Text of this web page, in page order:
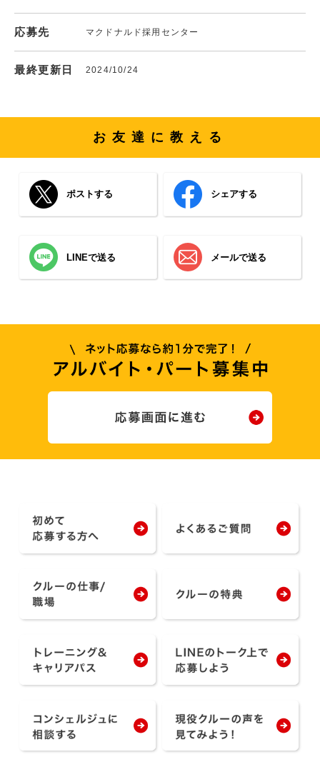
応募先 マクドナルド採用センター
最終更新日 2024/10/24
お友達に教える
ポストする シェアする
LINEで送る メールで送る